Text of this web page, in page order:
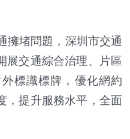
堵問題，深圳市交通
展交通綜合治理、片區
標識標牌，優化網約
，提升服務水平，全面